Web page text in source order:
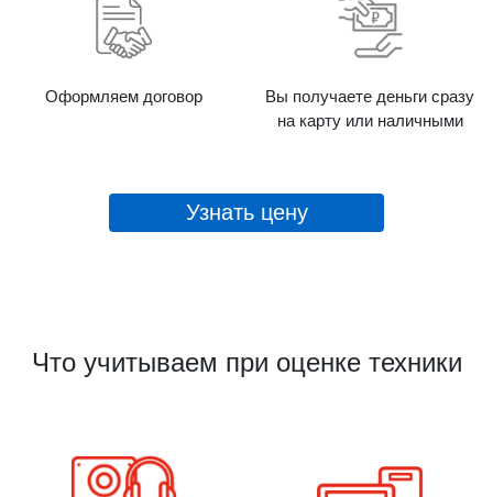
Оформляем договор
Вы получаете деньги сразу
на карту или наличными
Узнать цену
Что учитываем при оценке техники